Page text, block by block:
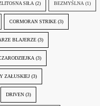
SIŁA (2) BEZMYŚLNA (1)
CORMORAN STRIKE (3)
BLAJERZE (3)
(3)
ZAŁUSKIEJ (3)
DRIVEN (3)